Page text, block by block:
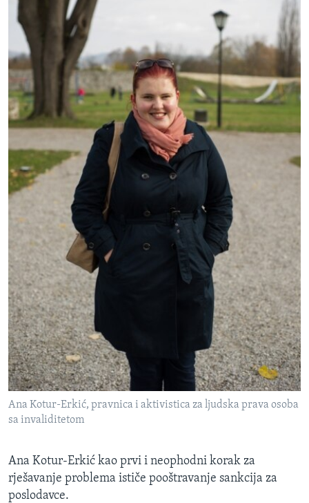
Ana Kotur-Erkić, pravnica i aktivistica za ljudska prava osoba
sa invaliditetom
Ana Kotur-Erkić kao prvi i neophodni korak za
rješavanje problema ističe pooštravanje sankcija za
poslodavce.